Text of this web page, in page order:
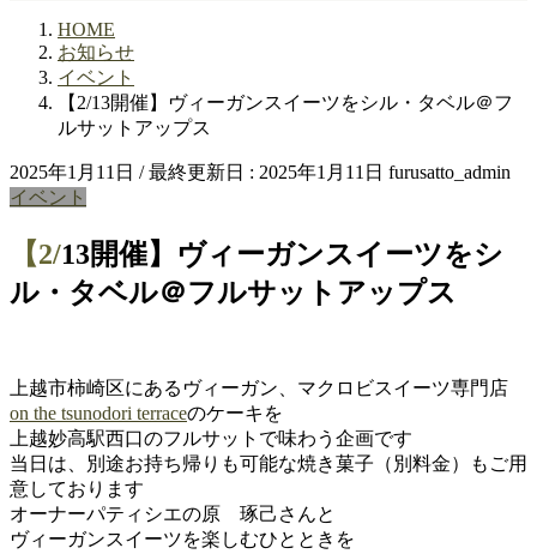
HOME
お知らせ
イベント
【2/13開催】ヴィーガンスイーツをシル・タベル＠フ
ルサットアップス
2025年1月11日 / 最終更新日 : 2025年1月11日 furusatto_admin
イベント
【2/13開催】ヴィーガンスイーツをシ
ル・タベル＠フルサットアップス
上越市柿崎区にあるヴィーガン、マクロビスイーツ専門店
on the tsunodori terraceのケーキを
上越妙高駅西口のフルサットで味わう企画です
当日は、別途お持ち帰りも可能な焼き菓子（別料金）もご用
意しております
オーナーパティシエの原 琢己さんと
ヴィーガンスイーツを楽しむひとときを